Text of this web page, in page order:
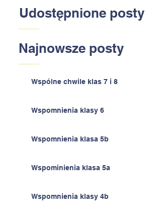
Udostępnione posty
Najnowsze posty
Wspólne chwile klas 7 i 8
Wspomnienia klasy 6
Wspomnienia klasa 5b
Wspominienia klasa 5a
Wspomnienia klasy 4b